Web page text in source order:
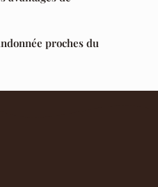
proches du